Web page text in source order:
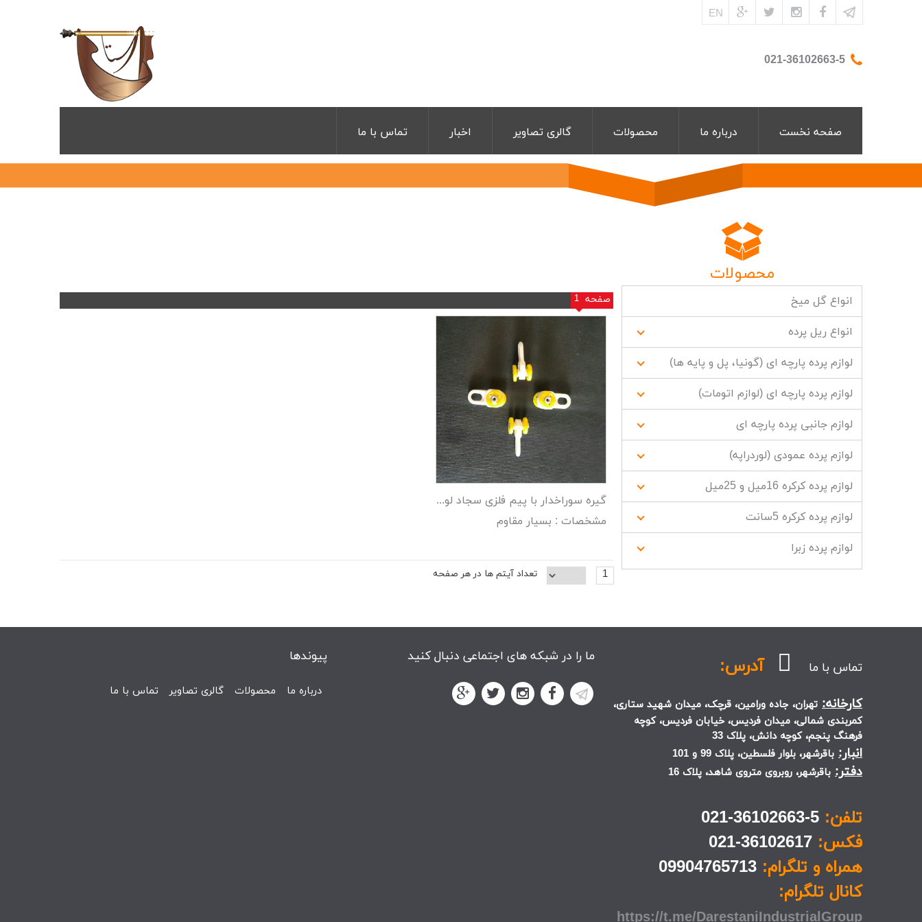
EN
021-36102663-5
صفحه نخست درباره ما محصولات گالری تصاویر اخبار تماس با ما
محصولات
انواع گل میخ
انواع ریل پرده
لوازم پرده پارچه ای (گونیا، پل و پایه ها)
لوازم پرده پارچه ای (لوازم اتومات)
لوازم جانبی پرده پارچه ای
لوازم پرده عمودی (لوردراپه)
لوازم پرده کرکره 16میل و 25میل
لوازم پرده کرکره 5سانت
لوازم پرده زبرا
صفحه 1
گیره سوراخدار با پیم فلزی سجاد لوکس
مشخصات : بسیار مقاوم
1 تعداد آیتم ها در هر صفحه
تماس با ما آدرس:
کارخانه: تهران، جاده ورامین، قرچک، میدان شهید ستاری،
کمربندی شمالی، میدان فردیس، خیابان فردیس، کوچه
فرهنگ پنجم، کوچه دانش، پلاک 33
انبار: باقرشهر، بلوار فلسطین، پلاک 99 و 101
دفتر: باقرشهر، روبروی متروی شاهد، پلاک 16
تلفن: 5-36102663-021
فکس: 36102617-021
همراه و تلگرام: 09904765713
کانال تلگرام:
https://t.me/DarestaniIndustrialGroup
ما را در شبکه های اجتماعی دنبال کنید پیوندها
درباره ما محصولات گالری تصاویر تماس با ما